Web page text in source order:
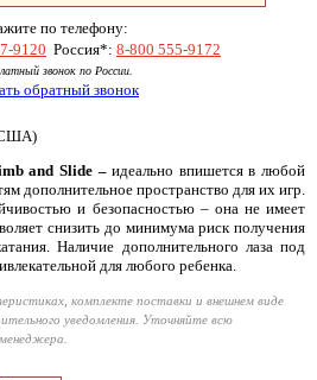
по телефону:
9120 Россия*: 8-800 555-9172
звонок по России.
обратный звонок
and Slide –идеально впишется в любой
дополнительное пространство для их игр.
и безопасностью – она не имеет
снизить до минимума риск получения
Наличие дополнительного лаза под
для любого ребенка.
комплекте поставки и внешнем виде
уведомления. Уточняйте всю